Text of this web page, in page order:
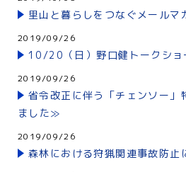
里山と暮らしをつなぐメールマ
2019/09/26
10/20（日）野口健トークショ
2019/09/26
省令改正に伴う「チェンソー
ました≫
2019/09/26
森林における狩猟関連事故防止